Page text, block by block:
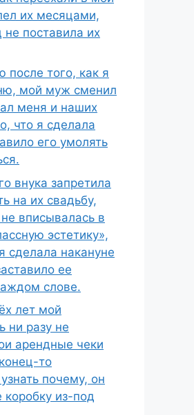
их месяцами,
не поставила их
после того, как я
мой муж сменил
меня и наших
что я сделала
его умолять
внука запретила
на их свадьбу,
вписывалась в
эстетику»,
сделала накануне
ее
слове.
лет мой
ни разу не
арендные чеки
то
почему, он
коробку из-под